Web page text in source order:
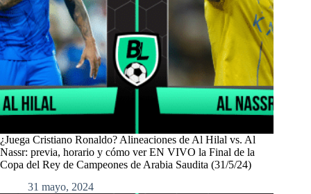
¿Juega Cristiano Ronaldo? Alineaciones de Al Hilal vs. Al
Nassr: previa, horario y cómo ver EN VIVO la Final de la
Copa del Rey de Campeones de Arabia Saudita (31/5/24)
31 mayo, 2024